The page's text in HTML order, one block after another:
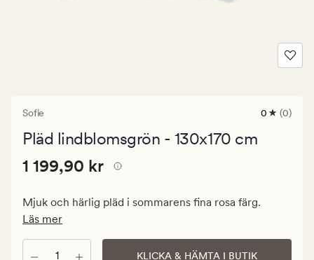
Sofie
0
0 (0)
Pläd lindblomsgrön - 130x170 cm
Pris
199,90
kr.
Ordinarie
pris
Pris 1 199,90 kr
1 199,90 kr
Mjuk och härlig pläd i sommarens fina rosa färg.
Läs mer
Antal KLICKA & HÄMTA I BUTIK